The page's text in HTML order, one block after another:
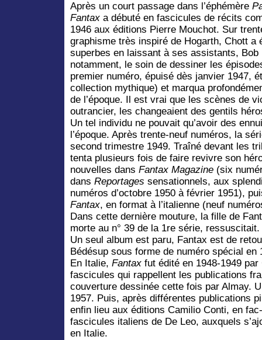
Après un court passage dans l’éphémère
Fantax a débuté en fascicules de récits
1946 aux éditions Pierre Mouchot. Sur
graphisme très inspiré de Hogarth, Chott a
superbes en laissant à ses assistants, Bob
notamment, le soin de dessiner les
premier numéro, épuisé dès janvier 1947,
collection mythique) et marqua
de l’époque. Il est vrai que les scènes de
outrancier, les changeaient des gentils
Un tel individu ne pouvait qu’avoir des
l’époque. Après trente-neuf numéros, la
second trimestre 1949. Traîné devant les
tenta plusieurs fois de faire revivre son
nouvelles dans Fantax Magazine (six
dans Reportages sensationnels, aux
numéros d’octobre 1950 à février 1951),
Fantax, en format à l’italienne (neuf
Dans cette dernière mouture, la fille de
morte au n° 39 de la 1re série, ressuscitait.
Un seul album est paru, Fantax est de
Bédésup sous forme de numéro spécial en
En Italie, Fantax fut édité en 1948-1949
fascicules qui rappellent les publications
couverture dessinée cette fois par Almay.
1957. Puis, après différentes publications
enfin lieu aux éditions Camilio Conti, en
fascicules italiens de De Leo, auxquels
en Italie.